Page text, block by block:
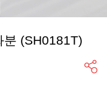
분 (SH0181T)